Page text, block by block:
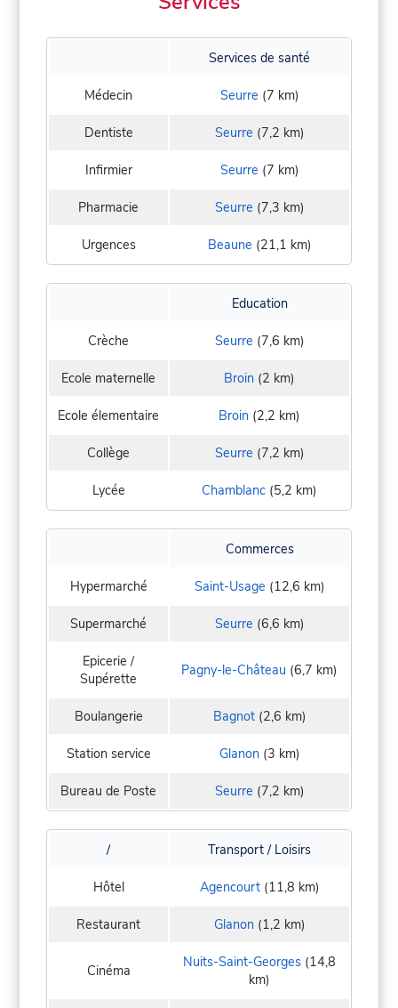
Services de santé
Médecin Seurre (7 km)
Dentiste Seurre (7,2 km)
Infirmier Seurre (7 km)
Pharmacie Seurre (7,3 km)
Urgences Beaune (21,1 km)
Education
Crèche Seurre (7,6 km)
Ecole maternelle Broin (2 km)
Ecole élementaire Broin (2,2 km)
Collège Seurre (7,2 km)
Lycée Chamblanc (5,2 km)
Commerces
Hypermarché Saint-Usage (12,6 km)
Supermarché Seurre (6,6 km)
Epicerie /
Supérette
Pagny-le-Château (6,7 km)
Boulangerie Bagnot(2,6 km)
Station service Glanon(3 km)
Bureau de Poste Seurre (7,2 km)
/ Transport / Loisirs
Hôtel Agencourt(11,8 km)
Restaurant Glanon(1,2 km)
Cinéma Nuits-Saint-Georges (14,8
km)